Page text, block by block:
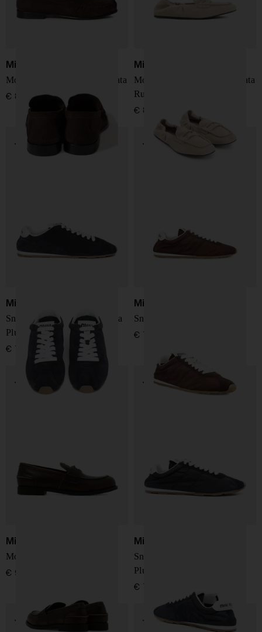
Miu Miu
Mocassini in pelle scamosciata
€ 890,00
Miu Miu
Mocassini in pelle scamosciata
Ruches
€ 890,00
Miu Miu
Sneakers in pelle scamosciata
Plume
€ 760,00
Miu Miu
Sneakers Plume
€ 760,00
Miu Miu
Mocassini in pelle
€ 950,00
Miu Miu
Sneakers in nylon e pelle
Plume
€ 760,00